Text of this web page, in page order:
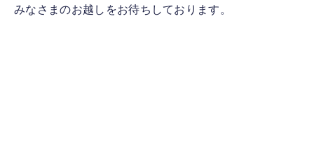
みなさまのお越しをお待ちしております。